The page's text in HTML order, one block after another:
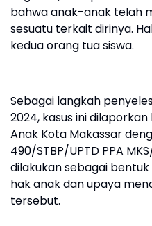
bahwa anak-anak telah
sesuatu terkait dirinya.
kedua orang tua siswa.
Sebagai langkah
2024, kasus ini
Anak Kota Makassar
490/STBP/UPTD PPA
dilakukan sebagai
hak anak dan upaya
tersebut.